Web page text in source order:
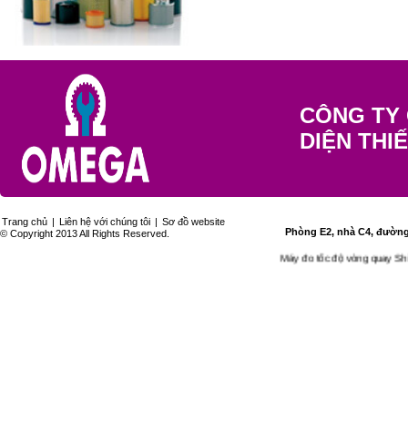
CÔNG
DIỆN
Trang chủ | Liên hệ với chúng tôi | Sơ đồ website
© Copyright 2013 All Rights Reserved.
Phòng E2, nhà C4,
Máy đo tốc độ vòng quay